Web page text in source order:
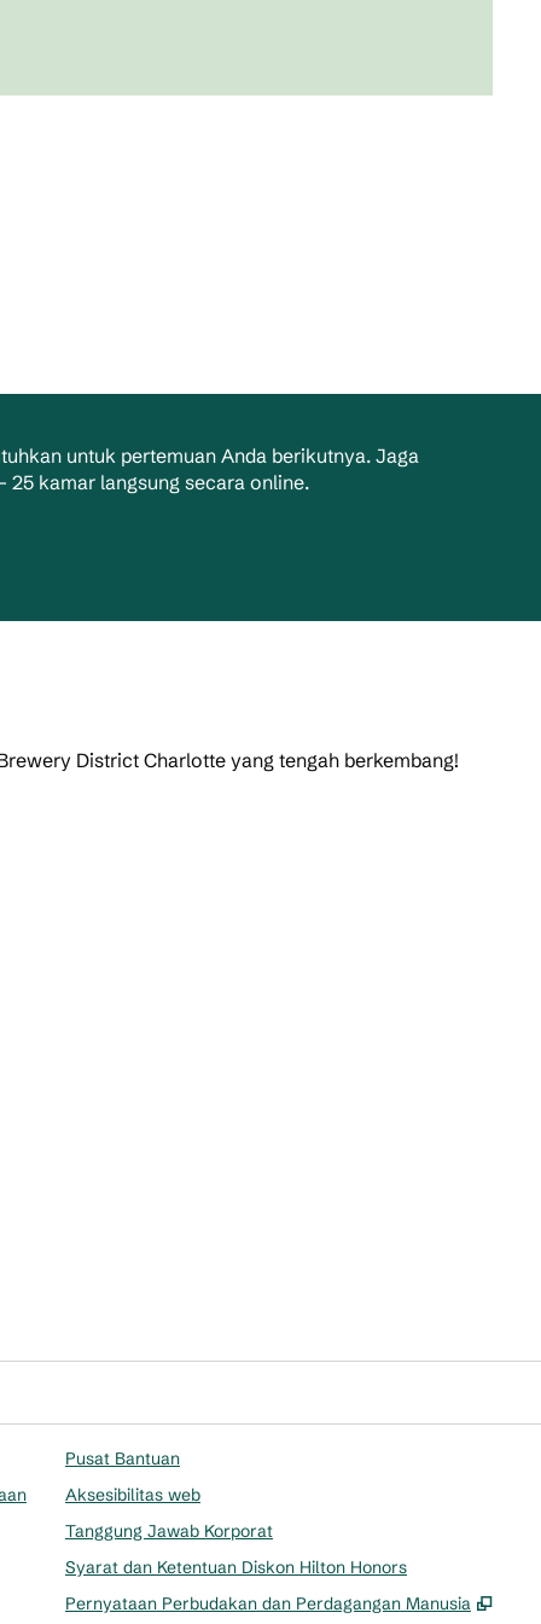
untuk pertemuan Anda berikutnya. Jaga
25 kamar langsung secara online.
District Charlotte yang tengah berkembang!
Pusat Bantuan
Aksesibilitas web
Tanggung Jawab Korporat
Syarat dan Ketentuan Diskon Hilton Honors
Pernyataan Perbudakan dan Perdagangan Manusia
,